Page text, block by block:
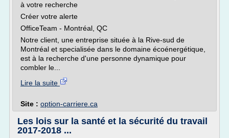
à votre recherche
Créer votre alerte
OfficeTeam - Montréal, QC
Notre client, une entreprise située à la Rive-sud de
Montréal et specialisée dans le domaine écoénergétique,
est à la recherche d'une personne dynamique pour
combler le...
Lire la suite
Site : option-carriere.ca
Les lois sur la santé et la sécurité du travail
2017-2018 ...